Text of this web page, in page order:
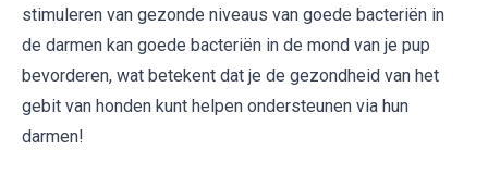
stimuleren van gezonde niveaus van goede bacteriën in
de darmen kan goede bacteriën in de mond van je pup
bevorderen, wat betekent dat je de gezondheid van het
gebit van honden kunt helpen ondersteunen via hun
darmen!